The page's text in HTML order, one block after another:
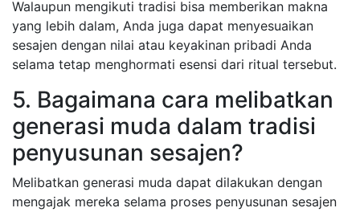
Walaupun mengikuti tradisi bisa memberikan makna
yang lebih dalam, Anda juga dapat menyesuaikan
sesajen dengan nilai atau keyakinan pribadi Anda
selama tetap menghormati esensi dari ritual tersebut.
5. Bagaimana cara melibatkan
generasi muda dalam tradisi
penyusunan sesajen?
Melibatkan generasi muda dapat dilakukan dengan
mengajak mereka selama proses penyusunan sesajen